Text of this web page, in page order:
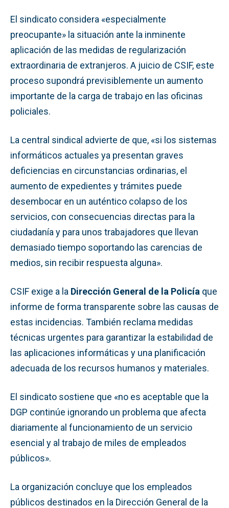
El sindicato considera «especialmente
preocupante» la situación ante la inminente
aplicación de las medidas de regularización
extraordinaria de extranjeros. A juicio de CSIF, este
proceso supondrá previsiblemente un aumento
importante de la carga de trabajo en las oficinas
policiales.
La central sindical advierte de que, «si los sistemas
informáticos actuales ya presentan graves
deficiencias en circunstancias ordinarias, el
aumento de expedientes y trámites puede
desembocar en un auténtico colapso de los
servicios, con consecuencias directas para la
ciudadanía y para unos trabajadores que llevan
demasiado tiempo soportando las carencias de
medios, sin recibir respuesta alguna».
CSIF exige a la Dirección General de la Policía que
informe de forma transparente sobre las causas de
estas incidencias. También reclama medidas
técnicas urgentes para garantizar la estabilidad de
las aplicaciones informáticas y una planificación
adecuada de los recursos humanos y materiales.
El sindicato sostiene que «no es aceptable que la
DGP continúe ignorando un problema que afecta
diariamente al funcionamiento de un servicio
esencial y al trabajo de miles de empleados
públicos».
La organización concluye que los empleados
públicos destinados en la Dirección General de la